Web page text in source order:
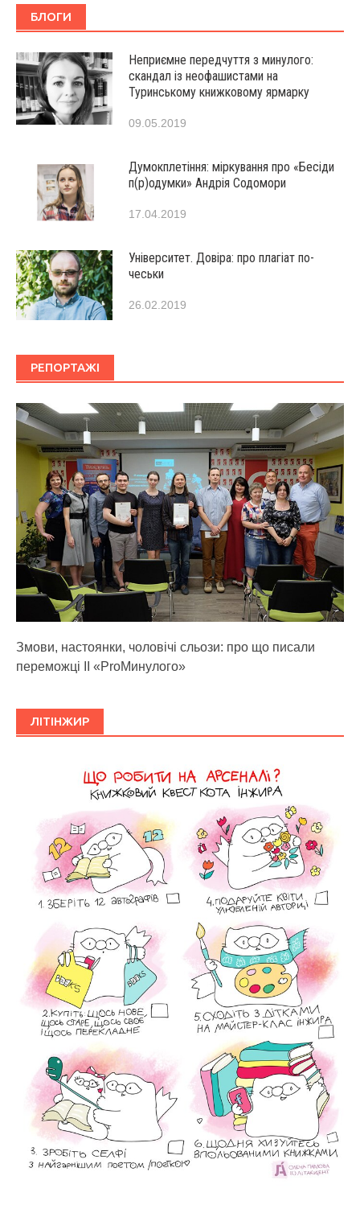
БЛОГИ
Неприємне передчуття з минулого:
скандал із неофашистами на
Туринському книжковому ярмарку
09.05.2019
Думокплетіння: міркування про «Бесіди
п(р)одумки» Андрія Содомори
17.04.2019
Університет. Довіра: про плагіат по-
чеськи
26.02.2019
РЕПОРТАЖІ
Змови, настоянки, чоловічі сльози: про що писали
переможці ІІ «ProМинулого»
ЛІТІНЖИР